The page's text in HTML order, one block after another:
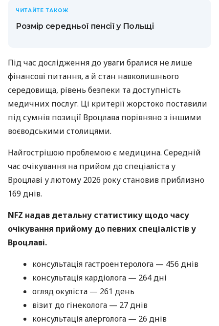
ЧИТАЙТЕ ТАКОЖ
Розмір середньої пенсії у Польщі
Під час дослідження до уваги бралися не лише
фінансові питання, а й стан навколишнього
середовища, рівень безпеки та доступність
медичних послуг. Ці критерії жорстоко поставили
під сумнів позиції Вроцлава порівняно з іншими
воєводськими столицями.
Найгострішою проблемою є медицина. Середній
час очікування на прийом до спеціаліста у
Вроцлаві у лютому 2026 року становив приблизно
169 днів.
NFZ надав детальну статистику щодо часу
очікування прийому до певних спеціалістів у
Вроцлаві.
консультація гастроентеролога — 456 днів
консультація кардіолога — 264 дні
огляд окуліста — 261 день
візит до гінеколога — 27 днів
консультація алерголога — 26 днів